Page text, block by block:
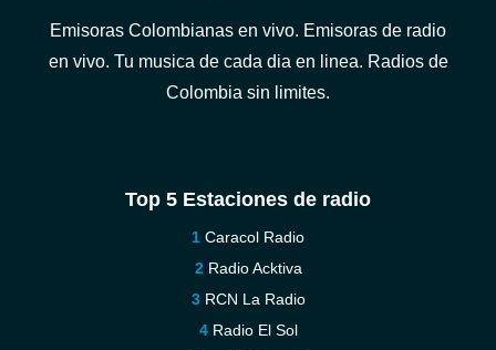
Emisoras Colombianas en vivo. Emisoras de radio
en vivo. Tu musica de cada dia en linea. Radios de
Colombia sin limites.
Top 5 Estaciones de radio
Caracol Radio
Radio Acktiva
RCN La Radio
Radio El Sol